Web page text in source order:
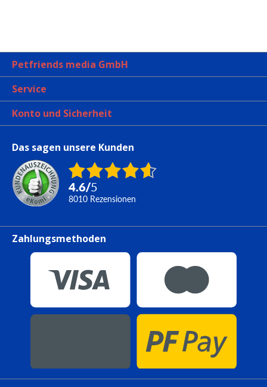
Petfriends media GmbH
Service
Konto und Sicherheit
Das sagen unsere Kunden
4.6/5
8010 Rezensionen
Zahlungsmethoden